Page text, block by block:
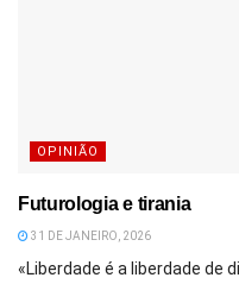
OPINIÃO
Futurologia e tirania
31 DE JANEIRO, 2026
«Liberdade é a liberdade de